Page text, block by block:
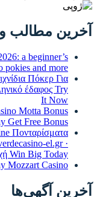
آخرین مطالب
a beginner’s
pokies and more
Πόκερ Για
έδαφος Try
It Now
Motta Bonus
Get Free Bonus
Πονταρίσματα
el.gr ·
Win Big Today
Mozzart Casino
آخرین آگهی‌ها